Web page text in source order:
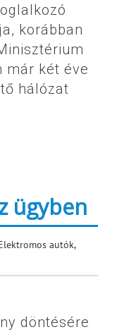
korábban
már két éve
hálózat
ügyben
autók,
döntésére